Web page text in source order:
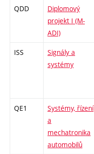
QDD
Diplomový
projekt I (M-
ADI)
ISS
Signály a
systémy
QE1
Systémy, řízení
a
mechatronika
automobilů